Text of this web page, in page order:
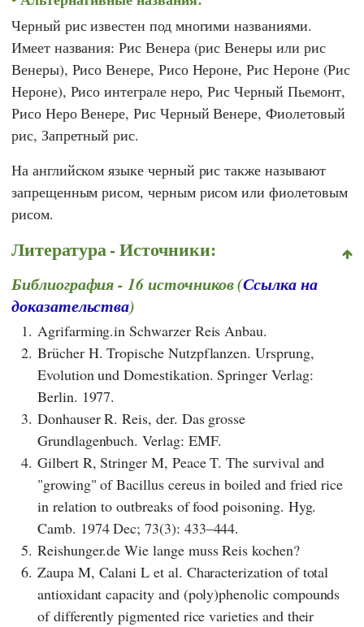
Черный рис известен под многими названиями.
Имеет названия: Рис Венера (рис Венеры или рис
Венеры), Рисо Венере, Рисо Нероне, Рис Нероне (Рис
Нероне), Рисо интеграле неро, Рис Черный Пьемонт,
Рисо Неро Венере, Рис Черный Венере, Фиолетовый
рис, Запретный рис.
На английском языке черный рис также называют
запрещенным рисом, черным рисом или фиолетовым
рисом.
Литература - Источники:
Библиография - 16 источников (Ссылка на
доказательства)
1. Agrifarming.in Schwarzer Reis Anbau.
2. Brücher H. Tropische Nutzpflanzen. Ursprung,
Evolution und Domestikation. Springer Verlag:
Berlin. 1977.
3. Donhauser R. Reis, der. Das grosse
Grundlagenbuch. Verlag: EMF.
4. Gilbert R, Stringer M, Peace T. The survival and
"growing" of Bacillus cereus in boiled and fried rice
in relation to outbreaks of food poisoning. Hyg.
Camb. 1974 Dec; 73(3): 433–444.
5. Reishunger.de Wie lange muss Reis kochen?
6. Zaupa M, Calani L et al. Characterization of total
antioxidant capacity and (poly)phenolic compounds
of differently pigmented rice varieties and their